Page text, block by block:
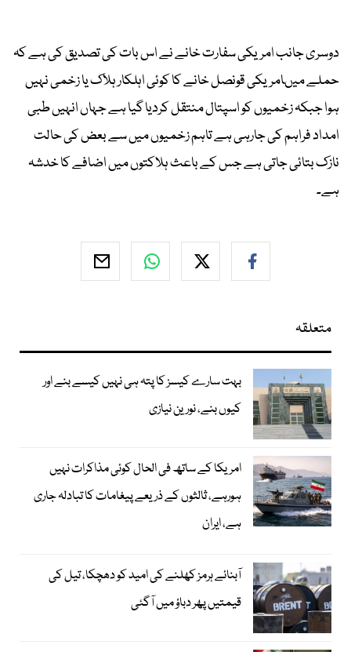
دوسری جانب امریکی سفارت خانے نے اس بات کی تصدیق کی ہے کہ
حملے میںامریکی قونصل خانے کا کوئی اہلکار ہلاک یا زخمی نہیں
ہوا جبکہ زخمیوں کو اسپتال منتقل کردیا گیا ہے جہاں انہیں طبی
امداد فراہم کی جارہی ہے تاہم زخمیوں میں سے بعض کی حالت
نازک بتائی جاتی ہے جس کے باعث ہلاکتوں میں اضافے کا خدشہ
ہے۔
متعلقہ
بہت سارے کیسز کا پتہ ہی نہیں کیسے بنے اور
کیوں بنے، نورین نیازی
امریکا کے ساتھ فی الحال کوئی مذاکرات نہیں
ہورہے، ثالثوں کے ذریعے پیغامات کا تبادلہ جاری
ہے، ایران
آبنائے ہرمز کھلنے کی امید کو دھچکا، تیل کی
قیمتیں پھر دباؤ میں آگئی